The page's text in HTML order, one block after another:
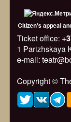
Citizen's appeal
Ticket office:
1 Parizhskaya
e-mail:
Copyright ©